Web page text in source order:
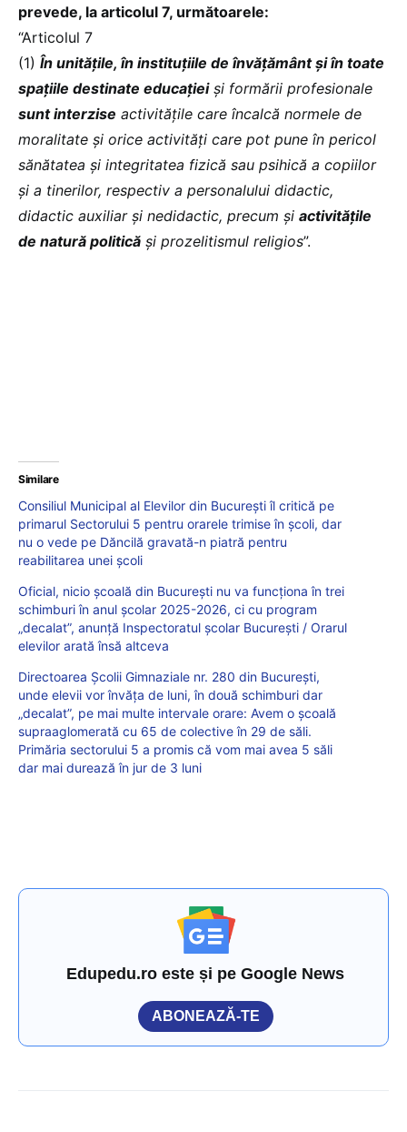
prevede, la articolul 7, următoarele:
“Articolul 7
(1) În unitățile, în instituțiile de învățământ și în toate
spațiile destinate educațieiși formării profesionale
sunt interzise activitățile care încalcă normele de
moralitate și orice activități care pot pune în pericol
sănătatea și integritatea fizică sau psihică a copiilor
și a tinerilor, respectiv a personalului didactic,
didactic auxiliar și nedidactic, precum și activitățile
de natură politică și prozelitismul religios”.
Similare
Consiliul Municipal al Elevilor din București îl critică pe
primarul Sectorului 5 pentru orarele trimise în școli, dar
nu o vede pe Dăncilă gravată-n piatră pentru
reabilitarea unei școli
Oficial, nicio școală din București nu va funcționa în trei
schimburi în anul școlar 2025-2026, ci cu program
„decalat”, anunță Inspectoratul școlar București / Orarul
elevilor arată însă altceva
Directoarea Școlii Gimnaziale nr. 280 din București,
unde elevii vor învăța de luni, în două schimburi dar
„decalat”, pe mai multe intervale orare: Avem o școală
supraaglomerată cu 65 de colective în 29 de săli.
Primăria sectorului 5 a promis că vom mai avea 5 săli
dar mai durează în jur de 3 luni
Edupedu.ro este și pe Google News
ABONEAZĂ-TE